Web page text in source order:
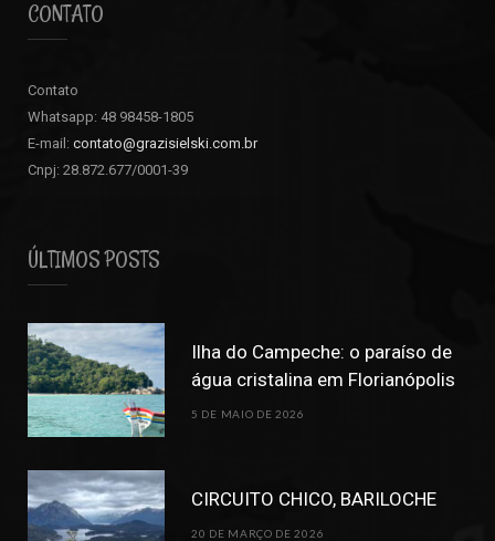
CONTATO
Contato
Whatsapp: 48 98458-1805
E-mail: contato@grazisielski.com.br
Cnpj: 28.872.677/0001-39
ÚLTIMOS POSTS
Ilha do Campeche: o paraíso de
água cristalina em Florianópolis
5 DE MAIO DE 2026
CIRCUITO CHICO, BARILOCHE
20 DE MARÇO DE 2026